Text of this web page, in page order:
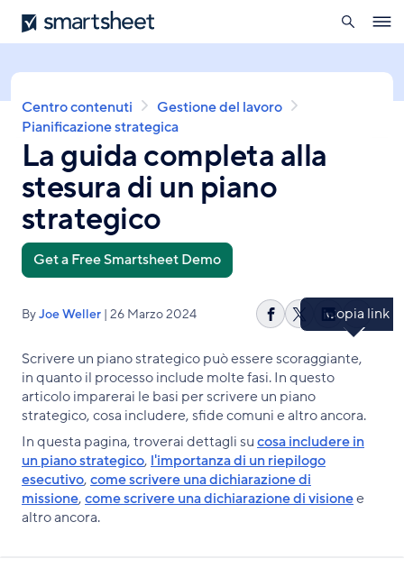
t
S
m
s
h
e
t
ricerca
O
p
e
B
r
i
c
i
l
e
p
e
Centro contenuti
Gestione del lavoro
Pianificazione strategica
La guida completa alla
stesura di un piano
strategico
Get a Free Smartsheet Demo
ByJoe Weller | 26 Marzo 2024
C
n
d
i
v
i
d
i
s
S
a
r
e
o
n
X
C
n
d
v
i
s
C
o
p
l
i
n
Copia link
Scrivere un piano strategico può essere scoraggiante,
in quanto il processo include molte fasi. In questo
articolo imparerai le basi per scrivere un piano
strategico, cosa includere, sfide comuni e altro ancora.
In questa pagina, troverai dettagli sucosa includere in
un piano strategico, l'importanza di un riepilogo
esecutivo,come scrivere una dichiarazione di
missione,come scrivere una dichiarazione di visionee
altro ancora.